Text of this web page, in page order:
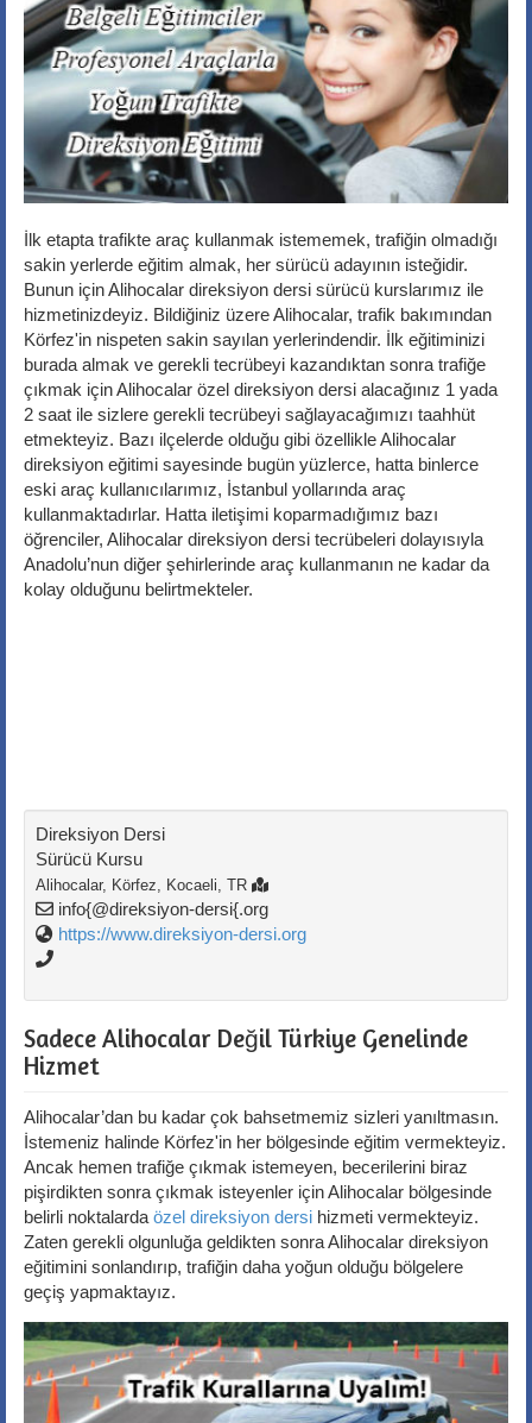
İlk etapta trafikte araç kullanmak istememek, trafiğin olmadığı
sakin yerlerde eğitim almak, her sürücü adayının isteğidir.
Bunun için Alihocalar direksiyon dersi sürücü kurslarımız ile
hizmetinizdeyiz. Bildiğiniz üzere Alihocalar, trafik bakımından
Körfez'in nispeten sakin sayılan yerlerindendir. İlk eğitiminizi
burada almak ve gerekli tecrübeyi kazandıktan sonra trafiğe
çıkmak için Alihocalar özel direksiyon dersi alacağınız 1 yada
2 saat ile sizlere gerekli tecrübeyi sağlayacağımızı taahhüt
etmekteyiz. Bazı ilçelerde olduğu gibi özellikle Alihocalar
direksiyon eğitimi sayesinde bugün yüzlerce, hatta binlerce
eski araç kullanıcılarımız, İstanbul yollarında araç
kullanmaktadırlar. Hatta iletişimi koparmadığımız bazı
öğrenciler, Alihocalar direksiyon dersi tecrübeleri dolayısıyla
Anadolu’nun diğer şehirlerinde araç kullanmanın ne kadar da
kolay olduğunu belirtmekteler.
Direksiyon Dersi
Sürücü Kursu
Alihocalar, Körfez Kocaeli , TR
info{@direksiyon-dersi{.org
https://www.direksiyon-dersi.org
Sadece Alihocalar Değil Türkiye Genelinde
Hizmet
Alihocalar’dan bu kadar çok bahsetmemiz sizleri yanıltmasın.
İstemeniz halinde Körfez'in her bölgesinde eğitim vermekteyiz.
Ancak hemen trafiğe çıkmak istemeyen, becerilerini biraz
pişirdikten sonra çıkmak isteyenler için Alihocalar bölgesinde
belirli noktalarda özel direksiyon dersi hizmeti vermekteyiz.
Zaten gerekli olgunluğa geldikten sonra Alihocalar direksiyon
eğitimini sonlandırıp, trafiğin daha yoğun olduğu bölgelere
geçiş yapmaktayız.